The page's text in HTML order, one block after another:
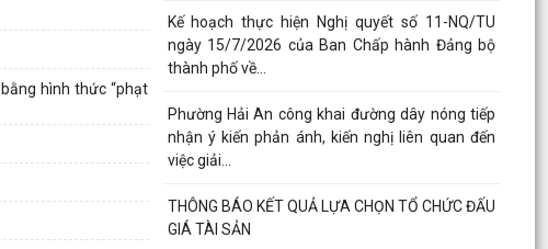
hình thức “phạt
Kế hoạch thực hiện Nghị quyết số 11-NQ/TU
ngày 15/7/2026 của Ban Chấp hành Đảng bộ
thành phố về...
Phường Hải An công khai đường dây nóng tiếp
nhận ý kiến phản ánh, kiến nghị liên quan đến
việc giải...
THÔNG BÁO KẾT QUẢ LỰA CHỌN TỔ CHỨC ĐẤU
GIÁ TÀI SẢN